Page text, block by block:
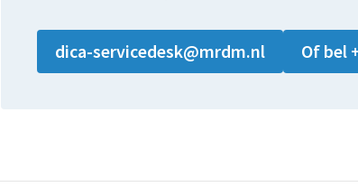
dica-servicedesk@mrdm.nl Of bel